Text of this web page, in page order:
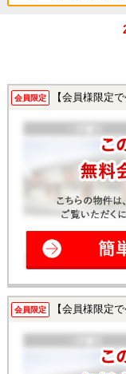
会員限定 【会員様限定
会員限定 【会員様限定